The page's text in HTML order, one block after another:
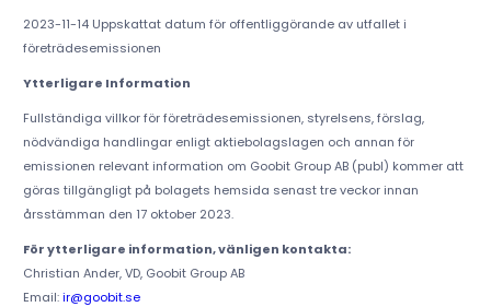
2023-11-14 Uppskattat datum för offentliggörande av utfallet i
företrädesemissionen
Ytterligare Information
Fullständiga villkor för företrädesemissionen, styrelsens, förslag,
nödvändiga handlingar enligt aktiebolagslagen och annan för
emissionen relevant information om Goobit Group AB (publ) kommer att
göras tillgängligt på bolagets hemsida senast tre veckor innan
årsstämman den 17 oktober 2023.
För ytterligare information, vänligen kontakta:
Christian Ander, VD, Goobit Group AB
Email:ir@goobit.se